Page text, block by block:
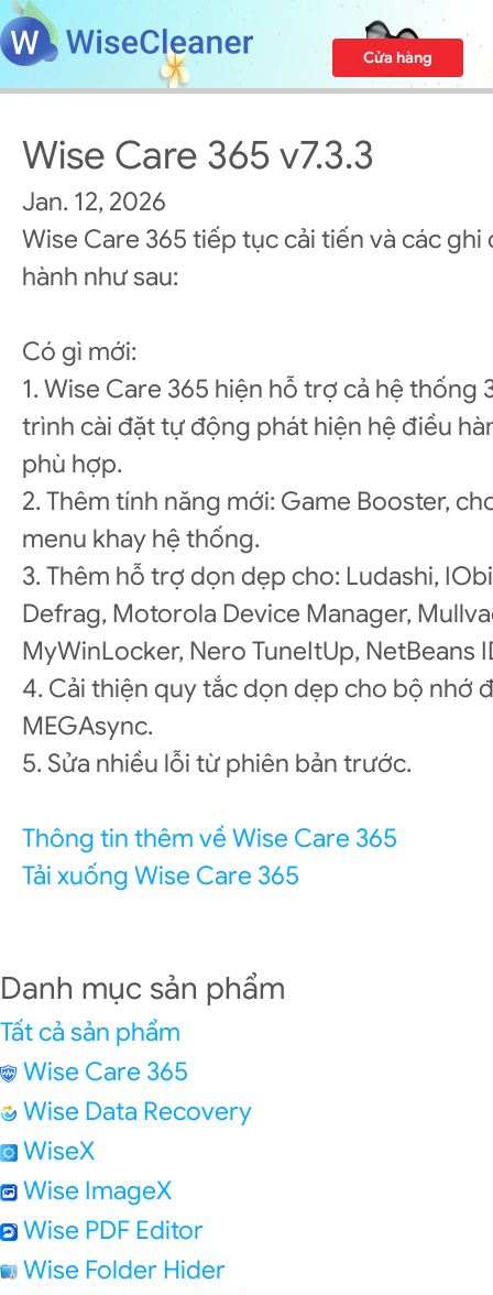
Cửa hàng
Wise Care 365 v7.3.3
Jan. 12, 2026
Wise Care 365 tiếp tục cải tiến và các ghi
hành như sau:
Có gì mới:
1. Wise Care 365 hiện hỗ trợ cả hệ
trình cài đặt tự động phát hiện hệ điều
phù hợp.
2. Thêm tính năng mới: Game Booster,
menu khay hệ thống.
3. Thêm hỗ trợ dọn dẹp cho: Ludashi,
Defrag, Motorola Device Manager,
MyWinLocker, Nero TuneItUp, NetBeans
4. Cải thiện quy tắc dọn dẹp cho bộ nhớ
MEGAsync.
5. Sửa nhiều lỗi từ phiên bản trước.
Thông tin thêm về Wise Care 365
Tải xuống Wise Care 365
Danh mục sản phẩm
Tất cả sản phẩm
Wise Care 365
Wise Data Recovery
WiseX
Wise ImageX
Wise PDF Editor
Wise Folder Hider